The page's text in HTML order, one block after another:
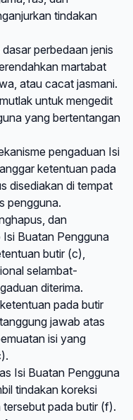
tindakan
perbedaan jenis
martabat
atau cacat jasmani.
untuk mengedit
yang bertentangan
pengaduan Isi
ketentuan pada
disediakan di tempat
pengguna.
dan
Buatan Pengguna
butir (c),
selambat-
diterima.
pada butir
jawab atas
isi yang
Isi Buatan Pengguna
tindakan koreksi
pada butir (f).